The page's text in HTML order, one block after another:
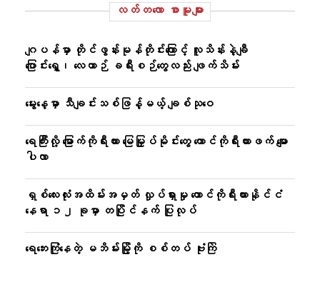
လတ်တ‌လော စာမူများ
ဂျပန်မှာ တိုင်ဖွန်းမုန်တိုင်းကြောင့် လူသိန်းနဲ့ချီ
ပြောင်းရွှေ့၊ လေယာဉ် ခရီးစဉ်တွေလည်း ဖျက်သိမ်း
မွေးနေ့မှာ သီချင်းသစ်ဖြန့်မယ့် ချစ်သုဝေ
ရေကြီးလို့ မြောက်ကိုရီးယား မြေမြှုပ်မိုင်းတွေ တောင်ကိုရီးယားဖက် မျော
ပါလာ
ရှစ်လေးလုံးအထိမ်းအမှတ် လှုပ်ရှားမှု တောင်ကိုရီးယားနိုင်ငံ
နေရာ ၁၂ ခုမှာ တပြိုင်နက် ပြုလုပ်
ရေဘေးကြုံနေတဲ့ မဘိမ်းမြို့ကို စစ်တပ် ဗုံးကြဲ